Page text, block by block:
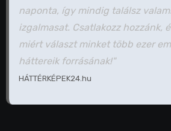
naponta, így mindig találsz
izgalmasat. Csatlakozz hozzánk,
miért választ minket több ezer
háttereik forrásának!"
HÁTTÉRKÉPEK24.hu